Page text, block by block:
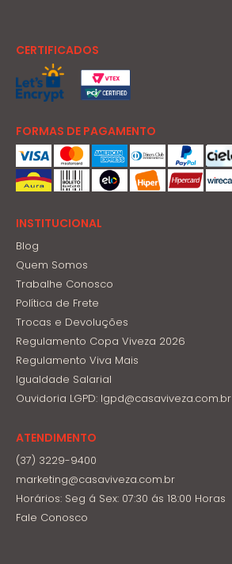
CERTIFICADOS
FORMAS DE PAGAMENTO
INSTITUCIONAL
Blog
Quem Somos
Trabalhe Conosco
Política de Frete
Trocas e Devoluções
Regulamento Copa Viveza 2026
Regulamento Viva Mais
Igualdade Salarial
Ouvidoria LGPD: lgpd@casaviveza.com.br
ATENDIMENTO
(37) 3229-9400
marketing@casaviveza.com.br
Horários: Seg á Sex: 07:30 ás 18:00 Horas
Fale Conosco